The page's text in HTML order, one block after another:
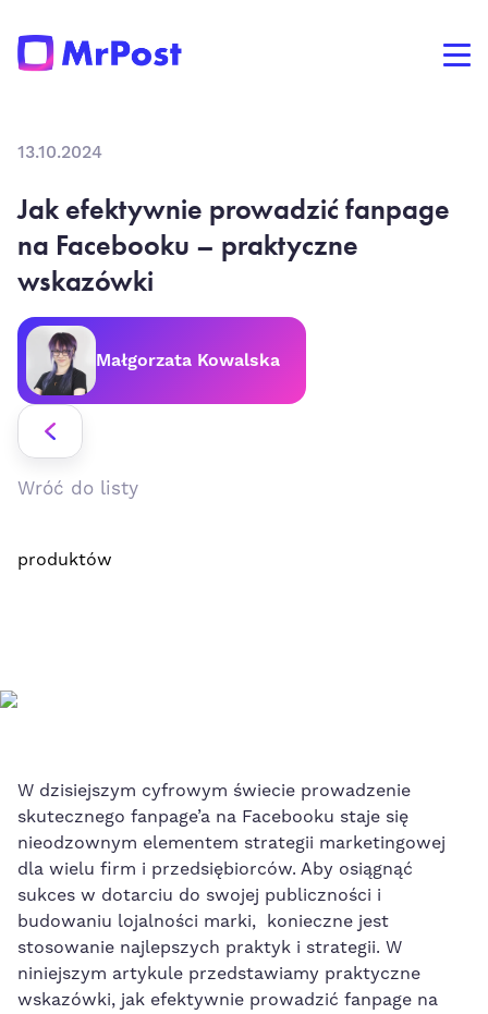
Wróć do listy
produktów
13.10.2024
Jak efektywnie prowadzić fanpage
na Facebooku – praktyczne
wskazówki
Małgorzata Kowalska
W dzisiejszym cyfrowym świecie prowadzenie
skutecznego⁤ fanpage’a na Facebooku ⁤staje się
nieodzownym elementem strategii marketingowej
dla wielu firm i ⁢przedsiębiorców. Aby osiągnąć
sukces w dotarciu do swojej publiczności i
budowaniu lojalności marki, ⁢ konieczne ​jest
stosowanie najlepszych praktyk i strategii. W
niniejszym artykule przedstawiamy praktyczne
⁣wskazówki, jak ⁣efektywnie prowadzić fanpage na